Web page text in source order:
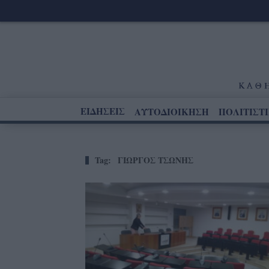
ΕΙΔΗΣΕΙΣ ΑΥΤΟΔΙΟΙΚΗΣΗ
Tag: ΓΙΩΡΓΟΣ ΤΣΩΝΗΣ